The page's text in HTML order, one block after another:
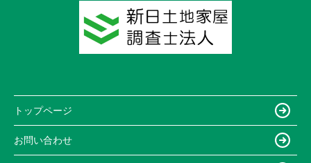
トップページ
お問い合わせ